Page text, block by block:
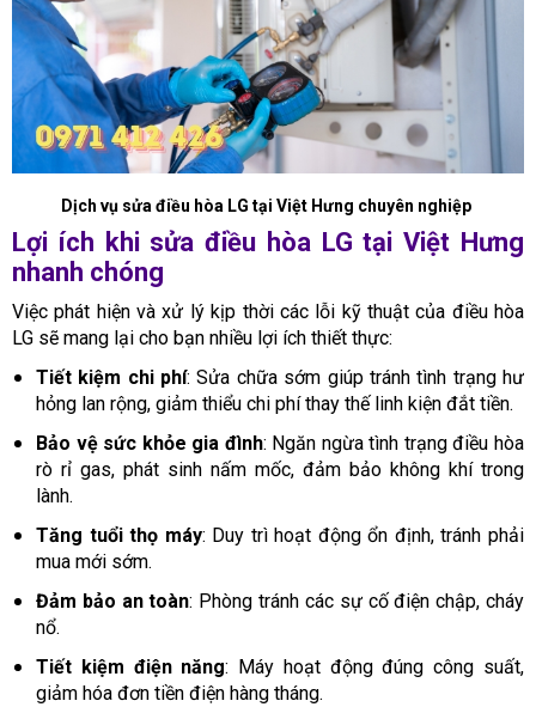
Dịch vụ sửa điều hòa LG tại Việt Hưng chuyên nghiệp
Lợi ích khi sửa điều hòa LG tại Việt Hưng
nhanh chóng
Việc phát hiện và xử lý kịp thời các lỗi kỹ thuật của điều hòa
LG sẽ mang lại cho bạn nhiều lợi ích thiết thực:
Tiết kiệm chi phí: Sửa chữa sớm giúp tránh tình trạng hư
hỏng lan rộng, giảm thiểu chi phí thay thế linh kiện đắt tiền.
Bảo vệ sức khỏe gia đình: Ngăn ngừa tình trạng điều hòa
rò rỉ gas, phát sinh nấm mốc, đảm bảo không khí trong
lành.
Tăng tuổi thọ máy: Duy trì hoạt động ổn định, tránh phải
mua mới sớm.
Đảm bảo an toàn: Phòng tránh các sự cố điện chập, cháy
nổ.
Tiết kiệm điện năng: Máy hoạt động đúng công suất,
giảm hóa đơn tiền điện hàng tháng.